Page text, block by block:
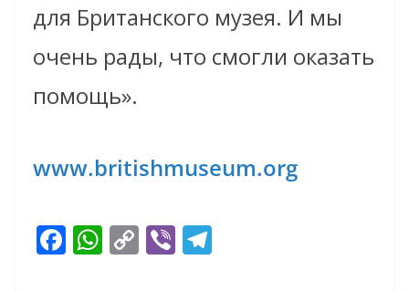
для Британского музея. И мы
очень рады, что смогли оказать
помощь».
www.britishmuseum.org
F W C Vi